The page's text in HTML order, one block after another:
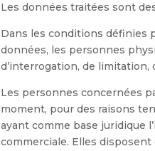
Les données traitées sont
Dans les conditions définies
données, les personnes
d’interrogation, de limitation,
Les personnes concernées
moment, pour des raisons
ayant comme base juridique
commerciale. Elles